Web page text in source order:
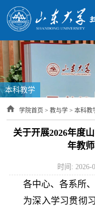
本科教学
学院首页 >教与学 >本科教
关于开展2026年度
年教
时间: 2026-
各中心、各系所
为深入学习贯彻